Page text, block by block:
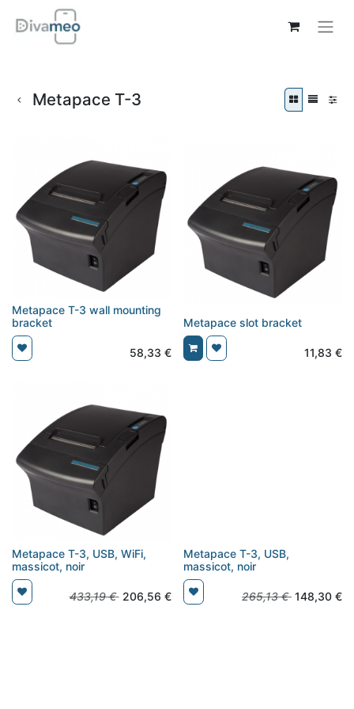
Metapace T-3
Metapace T-3 wall mounting
bracket
58,33 €
Metapace slot bracket
11,83 €
Metapace T-3, USB, WiFi,
massicot, noir
433,19€ 206,56 €
Metapace T-3, USB,
massicot, noir
265,13€ 148,30 €